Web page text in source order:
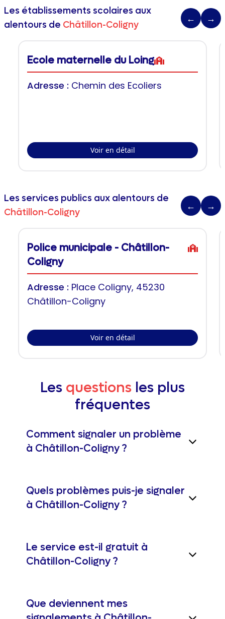
Les établissements scolaires aux
alentours de Châtillon-Coligny
← →
Ecole maternelle du Loing
Adresse : Chemin des Ecoliers
Voir en détail
Les services publics aux alentours de
Châtillon-Coligny
← →
Police municipale - Châtillon-
Coligny
Adresse : Place Coligny, 45230
Châtillon-Coligny
Voir en détail
Les questions les plus
fréquentes
Comment signaler un problème
à Châtillon-Coligny ?
Quels problèmes puis-je signaler
à Châtillon-Coligny ?
Le service est-il gratuit à
Châtillon-Coligny ?
Que deviennent mes